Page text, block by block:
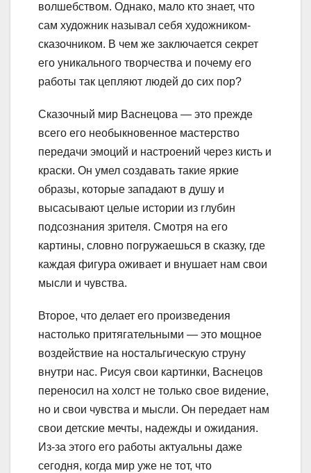
волшебством. Однако, мало кто знает, что
сам художник называл себя художником-
сказочником. В чем же заключается секрет
его уникального творчества и почему его
работы так цепляют людей до сих пор?
Сказочный мир Васнецова — это прежде
всего его необыкновенное мастерство
передачи эмоций и настроений через кисть и
краски. Он умел создавать такие яркие
образы, которые западают в душу и
высасывают целые истории из глубин
подсознания зрителя. Смотря на его
картины, словно погружаешься в сказку, где
каждая фигура оживает и внушает нам свои
мысли и чувства.
Второе, что делает его произведения
настолько притягательными — это мощное
воздействие на ностальгическую струну
внутри нас. Рисуя свои картинки, Васнецов
переносил на холст не только свое видение,
но и свои чувства и мысли. Он передает нам
свои детские мечты, надежды и ожидания.
Из-за этого его работы актуальны даже
сегодня, когда мир уже не тот, что